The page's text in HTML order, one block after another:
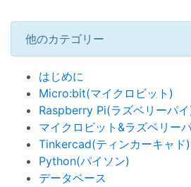
他のカテゴリー
はじめに
Micro:bit(マイクロビット)
Raspberry Pi(ラズベリーパイ
マイクロビット&ラズベリー
Tinkercad(ティンカーキャド)
Python(パイソン)
データベース